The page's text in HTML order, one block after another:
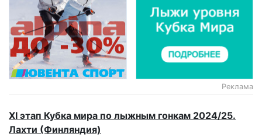
Реклама
XI этап Кубка мира по лыжным гонкам 2024/25.
Лахти (Финляндия)